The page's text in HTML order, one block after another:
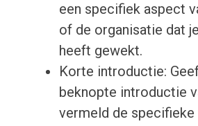
een specifiek aspect
of de organisatie dat
heeft gewekt.
Korte introductie:
beknopte introductie
vermeld de